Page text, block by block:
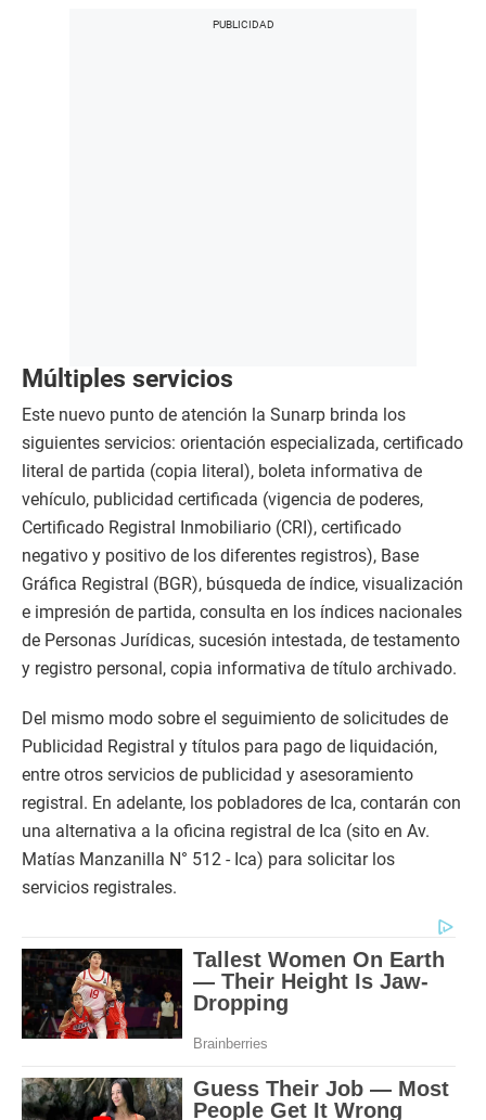
Múltiples servicios
Este nuevo punto de atención la Sunarp brinda los
siguientes servicios: orientación especializada, certificado
literal de partida (copia literal), boleta informativa de
vehículo, publicidad certificada (vigencia de poderes,
Certificado Registral Inmobiliario (CRI), certificado
negativo y positivo de los diferentes registros), Base
Gráfica Registral (BGR), búsqueda de índice, visualización
e impresión de partida, consulta en los índices nacionales
de Personas Jurídicas, sucesión intestada, de testamento
y registro personal, copia informativa de título archivado.
Del mismo modo sobre el seguimiento de solicitudes de
Publicidad Registral y títulos para pago de liquidación,
entre otros servicios de publicidad y asesoramiento
registral. En adelante, los pobladores de Ica, contarán con
una alternativa a la oficina registral de Ica (sito en Av.
Matías Manzanilla N° 512 - Ica) para solicitar los
servicios registrales.